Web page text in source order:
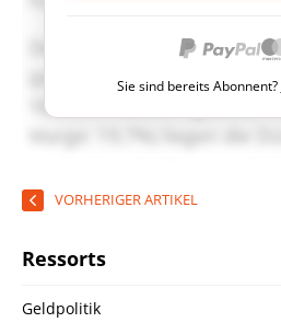
Sie sind bereits Abonnent?
VORHERIGER ARTIKEL
Ressorts
Geldpolitik